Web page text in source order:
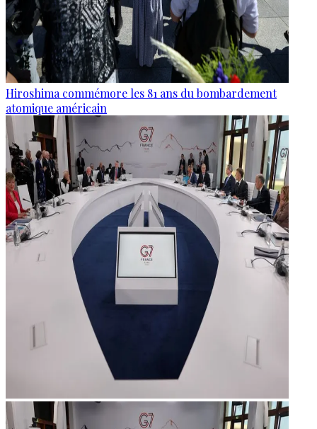
Hiroshima commémore les 81 ans du bombardement
atomique américain